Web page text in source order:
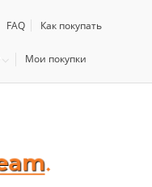
FAQ Как покупать
Мои покупки